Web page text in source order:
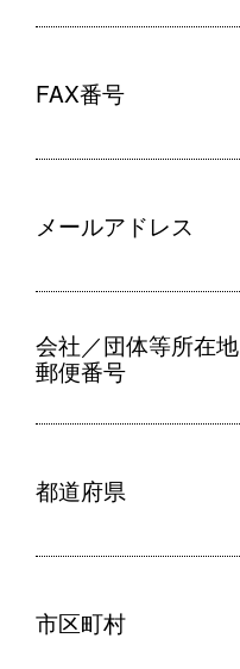
FAX番号
メールアドレス
会社／団体等所在地
郵便番号
都道府県
市区町村